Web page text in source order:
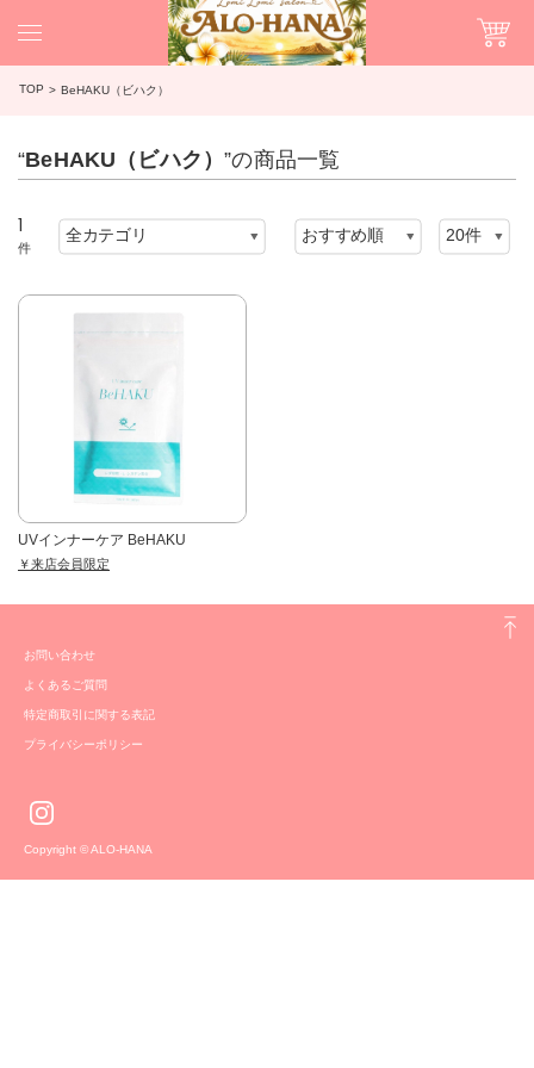
TOP BeHAKU（ビハク）
“BeHAKU（ビハク）”の商品一覧
1
件
UVインナーケア BeHAKU
￥来店会員限定
お問い合わせ
よくあるご質問
特定商取引に関する表記
プライバシーポリシー
Copyright © ALO-HANA